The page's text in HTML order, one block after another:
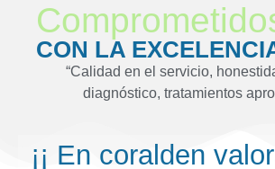
CON LA
“Calidad en el servicio,
diagnóstico, tratamientos
¡¡ En coralden